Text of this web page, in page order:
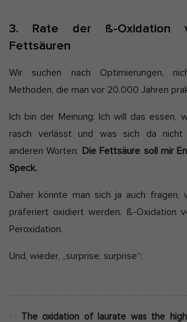
3. Rate der ß-Oxidation
Fettsäuren
Wir suchen nach Optimierungen,
Methoden, die man vor 20.000 Jahren
Ich bin der Meinung: Ich will das essen,
rasch verlässt und was sich da nicht
anderen Worten: Die Fettsäure soll mir
Speck.
Daher könnte man sich ja auch fragen,
präferiert oxidiert werden. ß-Oxidation
Peroxidation.
Und, wieder, „surprise, surprise“:
The oxidation of laurate was the